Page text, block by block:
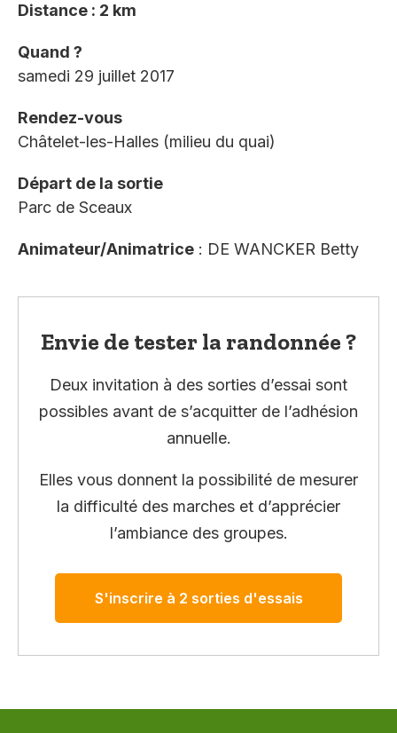
Distance : 2 km
Quand ?
samedi 29 juillet 2017
Rendez-vous
Châtelet-les-Halles (milieu du quai)
Départ de la sortie
Parc de Sceaux
Animateur/Animatrice : DE WANCKER Betty
Envie de tester la randonnée ?
Deux invitation à des sorties d’essai sont
possibles avant de s’acquitter de l’adhésion
annuelle.
Elles vous donnent la possibilité de mesurer
la difficulté des marches et d’apprécier
l’ambiance des groupes.
S'inscrire à 2 sorties d'essais